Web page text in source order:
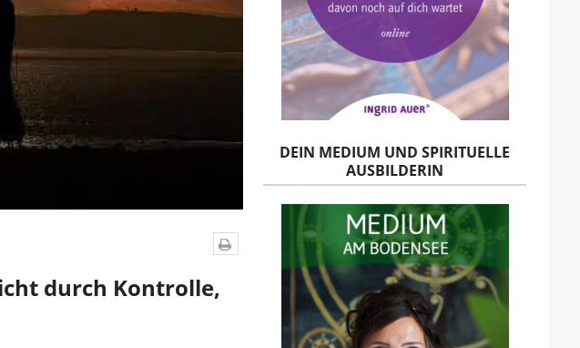
durch Kontrolle,
DEIN MEDIUM UND SPIRITUELLE
AUSBILDERIN